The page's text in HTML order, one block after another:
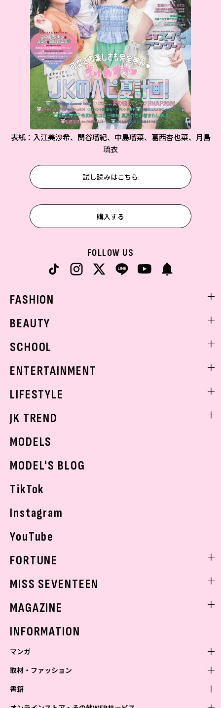
表紙：入江美沙希、関谷瑠紀、中島瑠菜、葛西杏也菜、月島
琉衣
試し読みはこちら
購入する
FOLLOW US
FASHION
着回し
BEAUTY
ベストコスメ
ボディケア
SCHOOL
学校ヘアメイク
ENTERTAINMENT
K-POP
LIFESTYLE
モデルの購入品
JK TREND
MODELS
MODEL'S BLOG
TikTok
Instagram
YouTube
FORTUNE
MISS SEVENTEEN
MAGAZINE
INFORMATION
マンガ
少年マンガ
青年マンガ
取材・ファッション
ファッション・美容
書籍